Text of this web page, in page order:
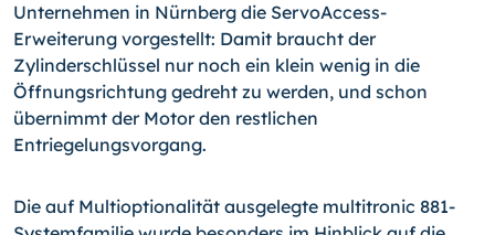
Unternehmen in Nürnberg die ServoAccess-
Erweiterung vorgestellt: Damit braucht der
Zylinderschlüssel nur noch ein klein wenig in die
Öffnungsrichtung gedreht zu werden, und schon
übernimmt der Motor den restlichen
Entriegelungsvorgang.
Die auf Multioptionalität ausgelegte multitronic 881-